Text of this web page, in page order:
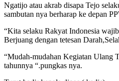
Ngatijo atau akrab disapa Tejo
sambutan nya berharap ke depan
“Kita selaku Rakyat Indonesia
Berjuang dengan tetesan
“Mudah-mudahan Kegiatan Ulang
tahunnya “.pungkas nya.